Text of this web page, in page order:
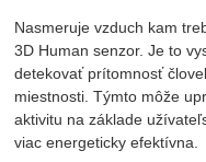
Nasmeruje vzduch kam
3D Human senzor. Je to
detekovať prítomnosť
miestnosti. Týmto môže
aktivitu na základe
viac energeticky efektívna.